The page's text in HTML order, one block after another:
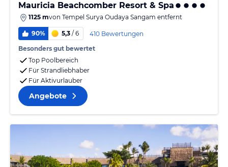
Mauricia Beachcomber Resort & Spa
1125 mvon Tempel Surya Oudaya Sangam entfernt
90% 5,3 / 6
410 Bewertungen
Besonders gut bewertet
Top Poolbereich
Für Strandliebhaber
Für Aktivurlauber
Angebote